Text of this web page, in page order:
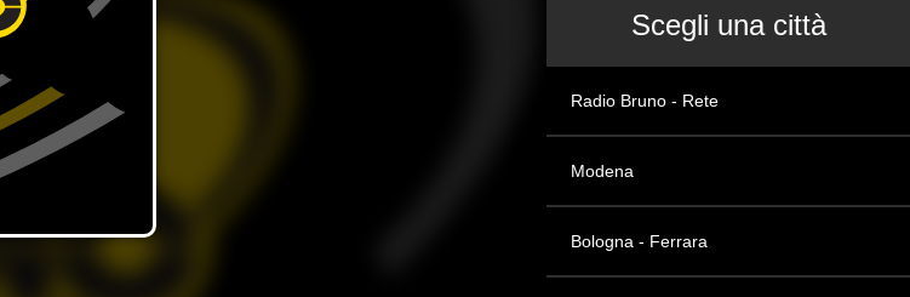
Scegli una città
Radio Bruno - Rete
Modena
Bologna - Ferrara